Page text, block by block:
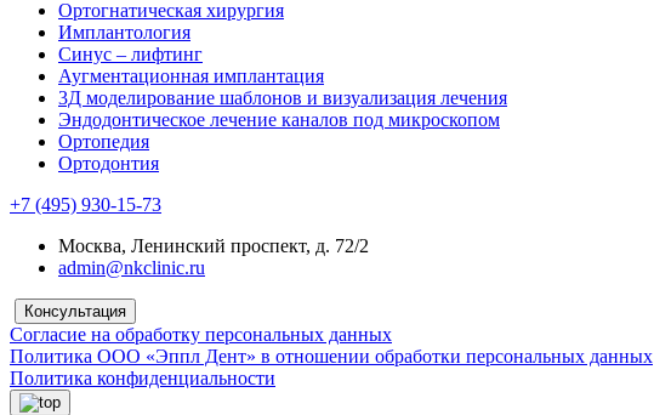
Ортогнатическая хирургия
Имплантология
Синус – лифтинг
Аугментационная имплантация
3Д моделирование шаблонов и визуализация лечения
Эндодонтическое лечение каналов под микроскопом
Ортопедия
Ортодонтия
+7 (495) 930-15-73
Москва, Ленинский проспект, д. 72/2
admin@nkclinic.ru
Консультация
Согласие на обработку персональных данных
Политика ООО «Эппл Дент» в отношении обработки персональных данных
Политика конфиденциальности